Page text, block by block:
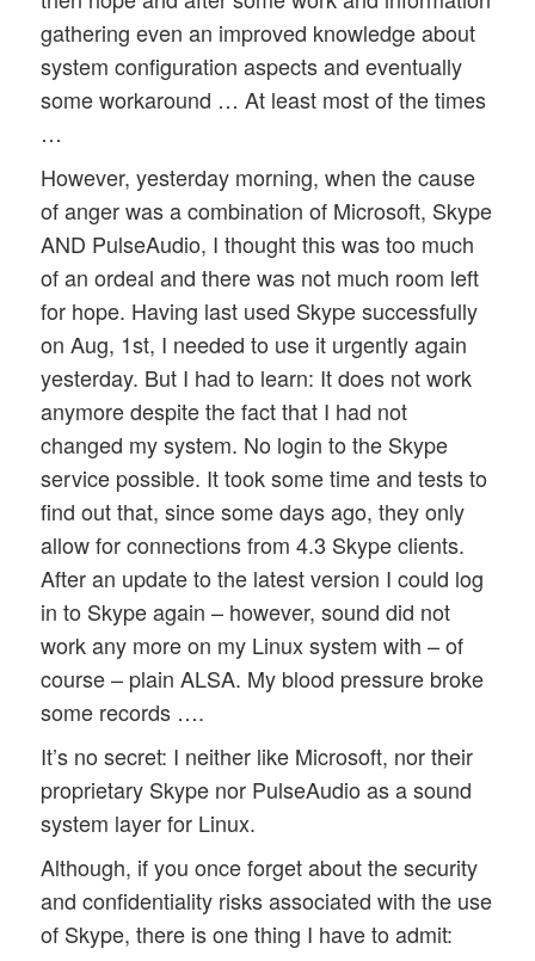
gathering even an improved knowledge about
system configuration aspects and eventually
some workaround … At least most of the times
…
However, yesterday morning, when the cause
of anger was a combination of Microsoft, Skype
AND PulseAudio, I thought this was too much
of an ordeal and there was not much room left
for hope. Having last used Skype successfully
on Aug, 1st, I needed to use it urgently again
yesterday. But I had to learn: It does not work
anymore despite the fact that I had not
changed my system. No login to the Skype
service possible. It took some time and tests to
find out that, since some days ago, they only
allow for connections from 4.3 Skype clients.
After an update to the latest version I could log
in to Skype again – however, sound did not
work any more on my Linux system with – of
course – plain ALSA. My blood pressure broke
some records ….
It’s no secret: I neither like Microsoft, nor their
proprietary Skype nor PulseAudio as a sound
system layer for Linux.
Although, if you once forget about the security
and confidentiality risks associated with the use
of Skype, there is one thing I have to admit: